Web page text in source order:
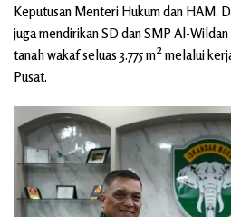
Keputusan Menteri Hukum dan HAM.
juga mendirikan SD dan SMP Al-
tanah wakaf seluas 3.775 m² melalui
Pusat.